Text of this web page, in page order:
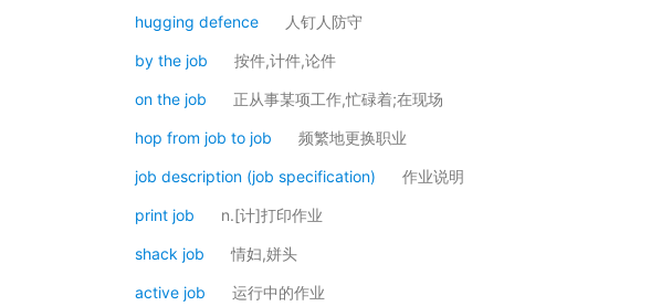
hugging defence
人钉人防守
by the job 按件,计件,论件
on the job 正从事某项工作,忙碌着;在现场
hop from job to job 频繁地更换职业
job description (job specification) 作业说明
print job n.[计]打印作业
shack job 情妇,姘头
active job 运行中的作业